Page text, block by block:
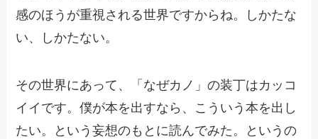
感のほうが重視される世界ですからね。しかたな
い、しかたない。
その世界にあって、「なぜカノ」の装丁はカッコ
イイです。僕が本を出すなら、こういう本を出し
たい。という妄想のもとに読んでみた。というの